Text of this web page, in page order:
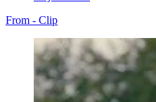
From - Clip